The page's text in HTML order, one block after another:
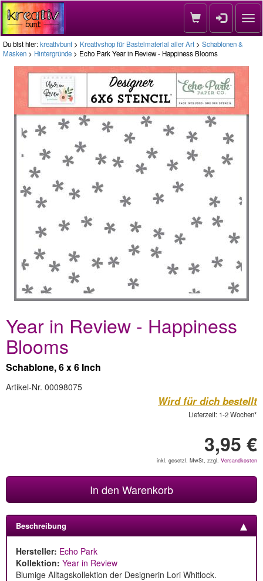
Du bist hier:kreativbunt > Kreativshop für Bastelmaterial aller Art > Schablonen &
Masken > Hintergründe > Echo Park Year in Review - Happiness Blooms
Year in Review - Happiness
Blooms
Schablone, 6 x 6 Inch
Artikel-Nr. 00098075
Wird für dich bestellt
Lieferzeit: 1-2 Wochen*
3,95 €
inkl. gesetzl. MwSt, zzgl. Versandkosten
In den Warenkorb
Beschreibung
Hersteller: Echo Park
Kollektion: Year in Review
Blumige Alltagskollektion der Designerin Lori Whitlock.